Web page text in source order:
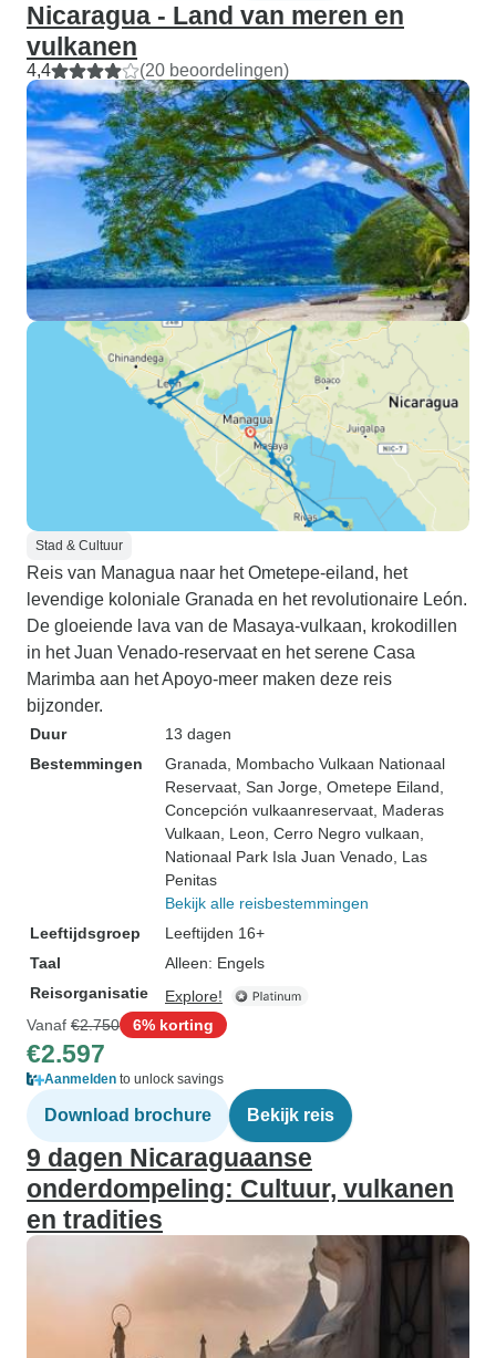
Nicaragua - Land van meren en
vulkanen
4,4 (20 beoordelingen)
Stad & Cultuur
Reis van Managua naar het Ometepe-eiland, het
levendige koloniale Granada en het revolutionaire León.
De gloeiende lava van de Masaya-vulkaan, krokodillen
in het Juan Venado-reservaat en het serene Casa
Marimba aan het Apoyo-meer maken deze reis
bijzonder.
Duur
13 dagen
Bestemmingen
Granada , Mombacho Vulkaan Nationaal
Reservaat , San Jorge , Ometepe Eiland
Concepción vulkaanreservaat , Maderas
Vulkaan , Leon , Cerro Negro vulkaan
Nationaal Park Isla Juan Venado , Las
Penitas
Bekijk alle reisbestemmingen
Leeftijdsgroep
Leeftijden 16+
Taal
Alleen: Engels
Reisorganisatie
Explore!
Vanaf €2.750 6% korting
€2.597
Aanmelden to unlock savings
Download brochure Bekijk reis
9 dagen Nicaraguaanse
onderdompeling: Cultuur, vulkanen
en tradities